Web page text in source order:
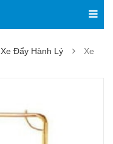
Xe Đẩy Hành Lý
Xe